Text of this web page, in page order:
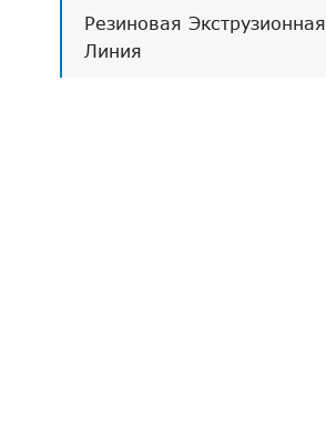
Резиновая Экструзионная
Линия